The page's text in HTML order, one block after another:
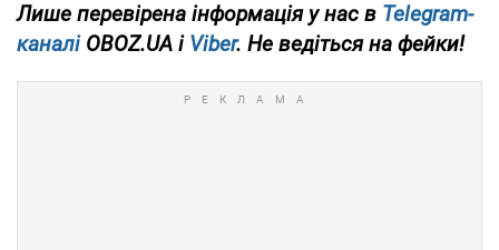
Лише перевірена інформація у нас в Telegram-
каналіOBOZ.UA і Viber. Не ведіться на фейки!